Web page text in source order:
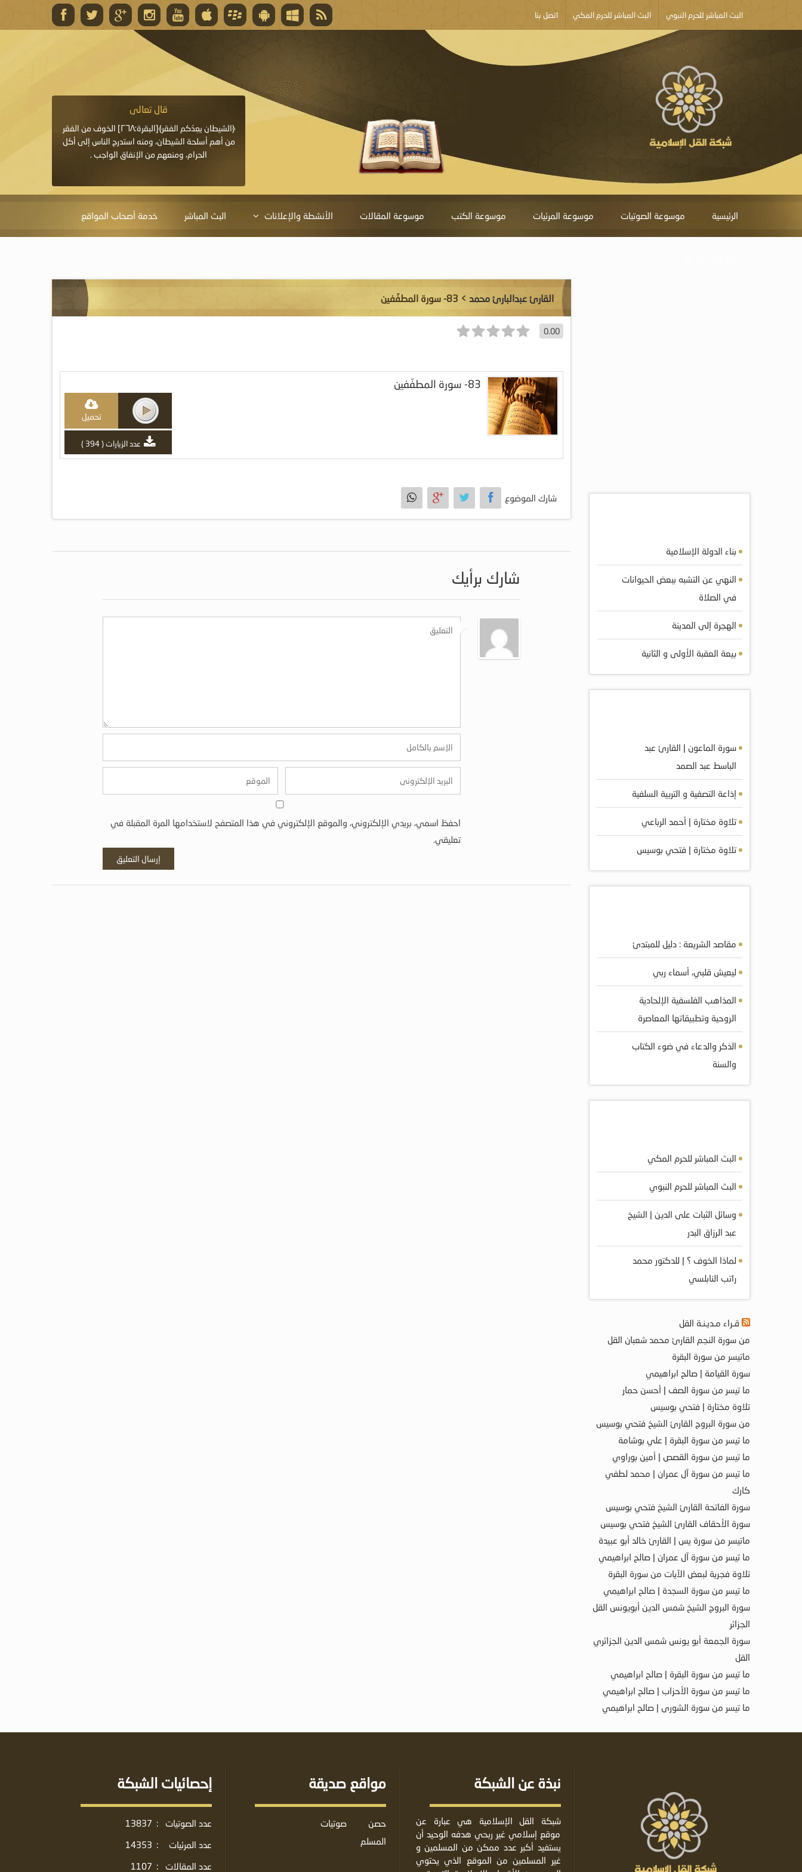
البث المباشر للحرم النبوي البث المباشر للحرم المكي اتصل بنا
قال تعالى
المغفرة لأنها أغلى جائزة، وهي مفتاح باب العطايا التي
قال تعالى
﴿الشيطان يعِدُكم الفقر﴾[البقرة:٢٦٨] الخوف من الفقر
من أهم أسلحة الشيطان، ومنه استدرج الناس إلى أكل
الحرام، ومنعهم من الإنفاق الواجب .
الرئيسية موسوعة الصوتيات موسوعة المرئيات موسوعة الكتب موسوعة المقالات الأنشطة والإعلانات البث المباشر خدمة أصحاب المواقع
القارئ عبدالبارئ محمد > 83- سورة المطفّفين
0.00
83- سورة المطفّفين
تحميل
عدد الزيارات ( 394 )
شارك الموضوع
شارك برأيك
احفظ اسمي، بريدي الإلكتروني، والموقع الإلكتروني في هذا المتصفح لاستخدامها المرة المقبلة في
تعليقي.
بناء الدولة الإسلامية
النهي عن التشبه ببعض الحيوانات
في الصلاة
الهجرة إلى المدينة
بيعة العقبة الأولى و الثانية
سورة الماعون | القارئ عبد
الباسط عبد الصمد
إذاعة التصفية و التربية السلفية
تلاوة مختارة | أحمد الرباعي
تلاوة مختارة | فتحي بوسيس
مقاصد الشريعة : دليل للمبتدئ
ليعيش قلبي، أسماء ربي
المذاهب الفلسفية الإلحادية
الروحية وتطبيقاتها المعاصرة
الذكر والدعاء في ضوء الكتاب
والسنة
البث المباشر للحرم المكي
البث المباشر للحرم النبوي
وسائل الثبات على الدين | الشيخ
عبد الرزاق البدر
لماذا الخوف ؟ | للدكتور محمد
راتب النابلسي
قـراء مـديـنـة القل
من سورة النجم القارئ محمد شعبان القل
ماتيسر من سورة البقرة
سورة القيامة | صالح ابراهيمي
ما تيسر من سورة الصف | أحسن حمار
تلاوة مختارة | فتحي بوسيس
من سورة البروج القارئ الشيخ فتحي بوسيس
ما تيسر من سورة البقرة | علي بوشامة
ما تيسر من سورة القصص | أمين بوراوي
ما تيسر من سورة آل عمران | محمد لطفي
كارك
سورة الفاتحة القارئ الشيخ فتحي بوسيس
سورة الأحقاف القارئ الشيخ فتحي بوسيس
ماتيسر من سورة يس | القارئ خالد أبو عبيدة
ما تيسر من سورة آل عمران | صالح ابراهيمي
تلاوة فجرية لبعض الآيات من سورة البقرة
ما تيسر من سورة السجدة | صالح ابراهيمي
سورة البروج الشيخ شمس الدين أبويونس القل
الجزائر
سورة الجمعة أبو يونس شمس الدين الجزائري
القل
ما تيسر من سورة البقرة | صالح ابراهيمي
ما تيسر من سورة الأحزاب | صالح ابراهيمي
ما تيسر من سورة الشورى | صالح ابراهيمي
نبذة عن الشبكة
شبكة القل الإسلامية هي عبارة عن
موقع إسلامي غير ربحي هدفه الوحيد أن
يستفيد أكبر عدد ممكن من المسلمين و
غير المسلمين من الموقع الذي يحتوي
مواقع صديقة
حصن
المسلم
صوتيات
إحصائيات الشبكة
عدد الصوتيات :
13837
عدد المرئيات
:
14353
عدد المقالات
:
1107